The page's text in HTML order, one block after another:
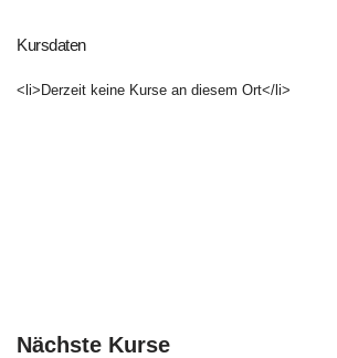
Kursdaten
<li>Derzeit keine Kurse an diesem Ort</li>
Nächste Kurse